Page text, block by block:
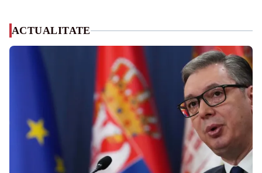
ACTUALITATE